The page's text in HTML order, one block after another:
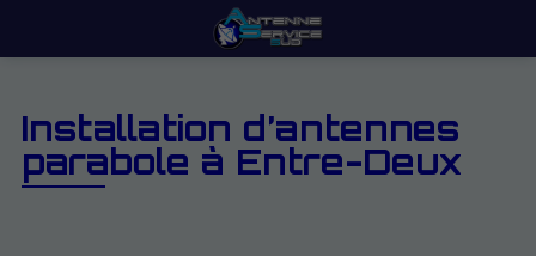
Installation d’antennes
parabole à Entre-Deux